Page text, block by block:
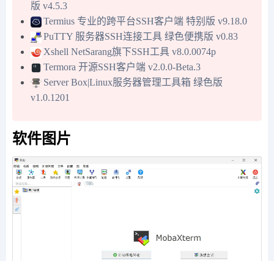
版 v4.5.3
Termius 专业的跨平台SSH客户端 特别版 v9.18.0
PuTTY 服务器SSH连接工具 绿色便携版 v0.83
Xshell NetSarang旗下SSH工具 v8.0.0074p
Termora 开源SSH客户端 v2.0.0-Beta.3
Server Box|Linux服务器管理工具箱 绿色版
v1.0.1201
软件图片